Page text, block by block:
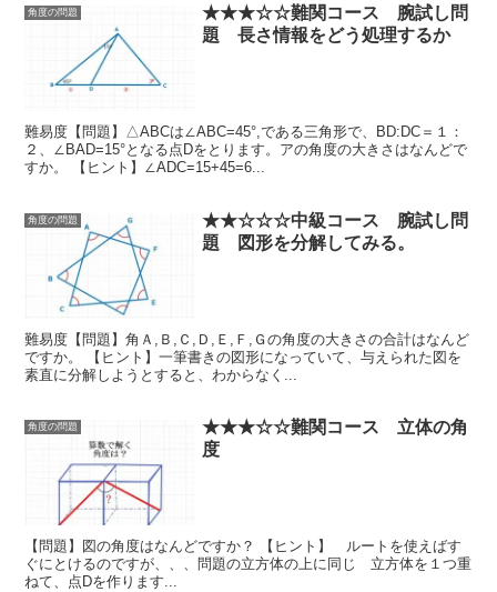
角度の問題
★★★☆☆難関コース 腕試し問
題 長さ情報をどう処理するか
難易度【問題】△ABCは∠ABC=45°,である三角形で、BD:DC＝１：
２、∠BAD=15°となる点Dをとります。アの角度の大きさはなんどで
すか。 【ヒント】∠ADC=15+45=6...
角度の問題
★★☆☆☆中級コース 腕試し問
題 図形を分解してみる。
難易度【問題】角Ａ,Ｂ,Ｃ,Ｄ,Ｅ,Ｆ,Ｇの角度の大きさの合計はなんど
ですか。 【ヒント】一筆書きの図形になっていて、与えられた図を
素直に分解しようとすると、わからなく...
角度の問題
★★★☆☆難関コース 立体の角
度
【問題】図の角度はなんどですか？ 【ヒント】 ルートを使えばす
ぐにとけるのですが、、、問題の立方体の上に同じ 立方体を１つ重
ねて、点Dを作ります...